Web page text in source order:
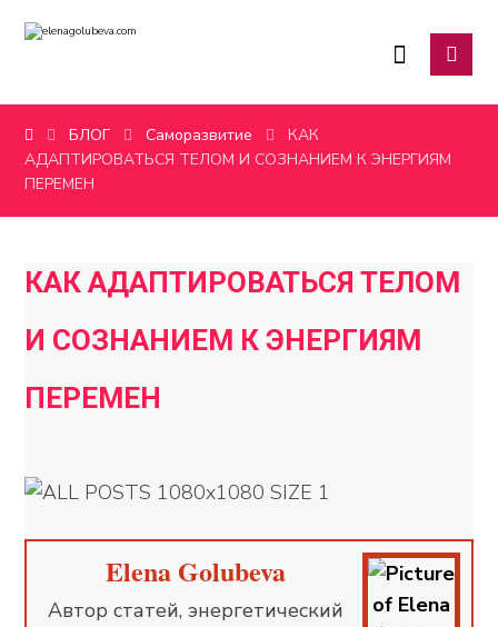
БЛОГ Саморазвитие
КАК
АДАПТИРОВАТЬСЯ ТЕЛОМ И СОЗНАНИЕМ К ЭНЕРГИЯМ
ПЕРЕМЕН
КАК АДАПТИРОВАТЬСЯ ТЕЛОМ
И СОЗНАНИЕМ К ЭНЕРГИЯМ
ПЕРЕМЕН
Elena Golubeva
Автор статей, энергетический